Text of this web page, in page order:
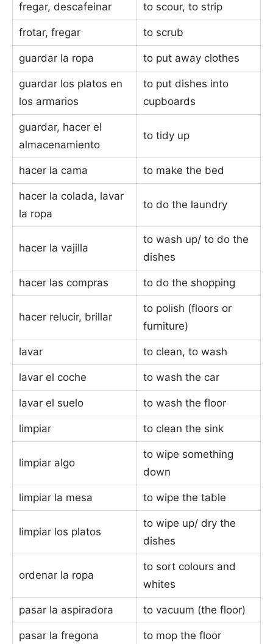
fregar, descafeinar to scour, to strip
frotar, fregar to scrub
guardar la ropa to put away clothes
guardar los platos en
los armarios
to put dishes into
cupboards
guardar, hacer el
almacenamiento
to tidy up
hacer la cama to make the bed
hacer la colada, lavar
la ropa
to do the laundry
hacer la vajilla
to wash up/ to do the
dishes
hacer las compras to do the shopping
hacer relucir, brillar
to polish (floors or
furniture)
lavar to clean, to wash
lavar el coche to wash the car
lavar el suelo to wash the floor
limpiar to clean the sink
limpiar algo
to wipe something
down
limpiar la mesa to wipe the table
limpiar los platos
to wipe up/ dry the
dishes
ordenar la ropa
to sort colours and
whites
pasar la aspiradora to vacuum (the floor)
pasar la fregona to mop the floor